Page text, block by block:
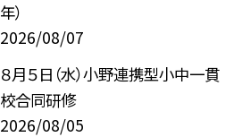
年）
2026/08/07
８月５日（水）小野連携型小中一貫
校合同研修
2026/08/05